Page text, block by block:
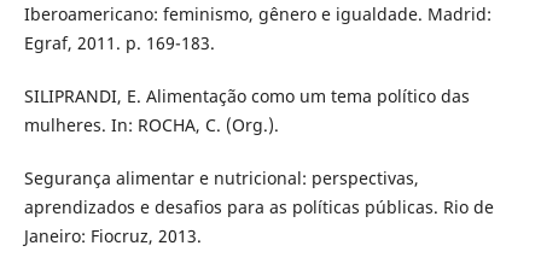
Iberoamericano: feminismo, gênero e igualdade. Madrid:
Egraf, 2011. p. 169-183.
SILIPRANDI, E. Alimentação como um tema político das
mulheres. In: ROCHA, C. (Org.).
Segurança alimentar e nutricional: perspectivas,
aprendizados e desafios para as políticas públicas. Rio de
Janeiro: Fiocruz, 2013.